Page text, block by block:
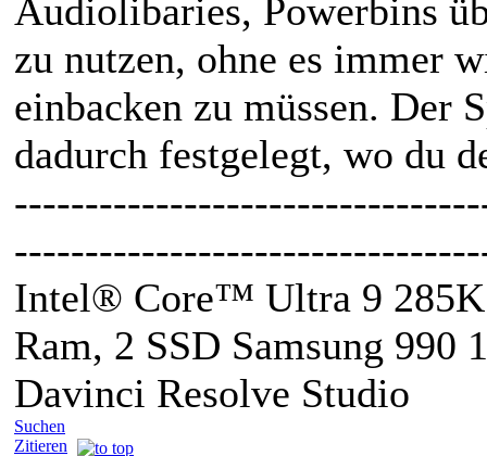
Audiolibaries, Powerbins
zu nutzen, ohne es immer
einbacken zu müssen. Der
dadurch festgelegt, wo du
Intel® Core™ Ultra 9 285K
Ram, 2 SSD Samsung 990
Davinci Resolve Studio
Suchen
Zitieren